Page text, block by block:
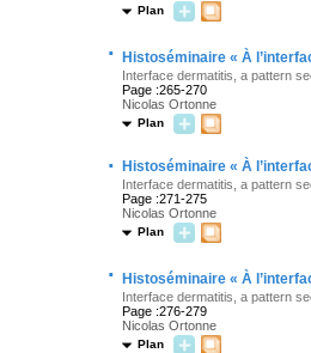
Plan
· Histoséminaire « À
Interface dermatitis, a pattern
Page :265-270
Nicolas Ortonne
Plan
· Histoséminaire « À
Interface dermatitis, a pattern
Page :271-275
Nicolas Ortonne
Plan
· Histoséminaire « À
Interface dermatitis, a pattern
Page :276-279
Nicolas Ortonne
Plan